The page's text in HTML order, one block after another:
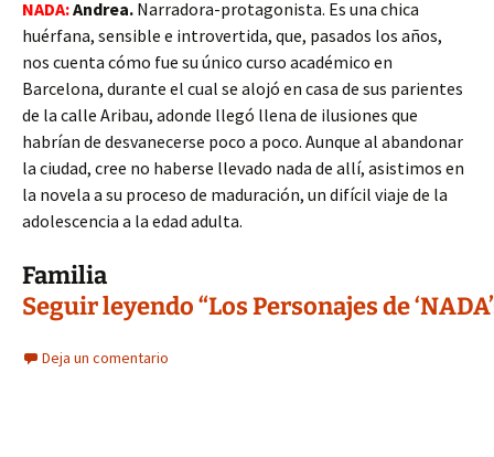
NADA:Andrea. Narradora-protagonista. Es una chica
huérfana, sensible e introvertida, que, pasados los años,
nos cuenta cómo fue su único curso académico en
Barcelona, durante el cual se alojó en casa de sus parientes
de la calle Aribau, adonde llegó llena de ilusiones que
habrían de desvanecerse poco a poco. Aunque al abandonar
la ciudad, cree no haberse llevado nada de allí, asistimos en
la novela a su proceso de maduración, un difícil viaje de la
adolescencia a la edad adulta.
Familia
Seguir leyendo “Los Personajes de
Deja un comentario